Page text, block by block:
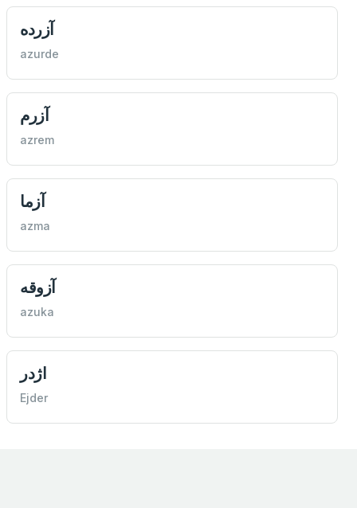
آزرده
azurde
آزرم
azrem
آزما
azma
آزوقه
azuka
اژدر
Ejder